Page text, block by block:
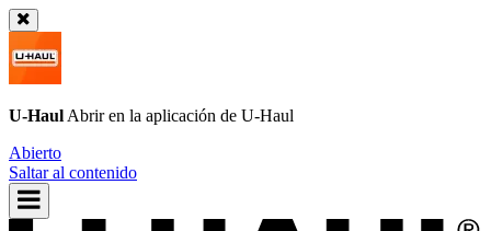
U-Haul Abrir en la aplicación de U-Haul
Abierto
Saltar al contenido